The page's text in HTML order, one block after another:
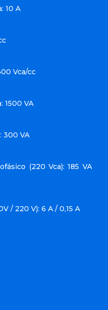
10 A
Vca/cc
1500 VA
300 VA
(220 Vca): 185 VA
/ 220 V): 6 A / 0,15 A